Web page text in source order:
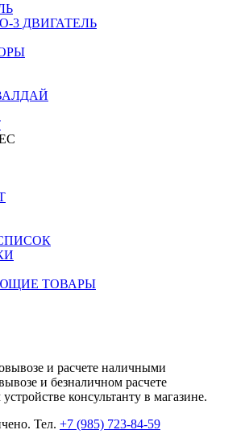
3 ДВИГАТЕЛЬ
ТОВАРЫ
и расчете наличными
и безналичном расчете
консультанту в магазине.
Тел. +7 (985) 723-84-59